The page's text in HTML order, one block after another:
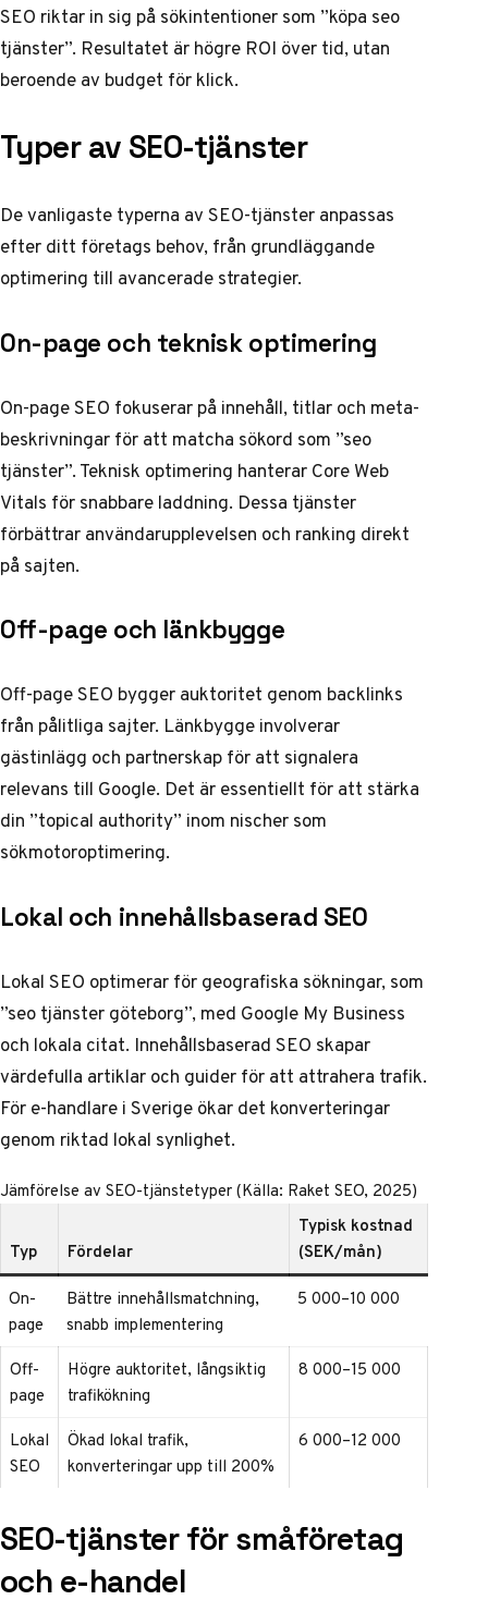
SEO riktar in sig på sökintentioner som ”köpa seo
tjänster”. Resultatet är högre ROI över tid, utan
beroende av budget för klick.
Typer av SEO-tjänster
De vanligaste typerna av SEO-tjänster anpassas
efter ditt företags behov, från grundläggande
optimering till avancerade strategier.
On-page och teknisk optimering
On-page SEO fokuserar på innehåll, titlar och meta-
beskrivningar för att matcha sökord som ”seo
tjänster”. Teknisk optimering hanterar Core Web
Vitals för snabbare laddning. Dessa tjänster
förbättrar användarupplevelsen och ranking direkt
på sajten.
Off-page och länkbygge
Off-page SEO bygger auktoritet genom backlinks
från pålitliga sajter. Länkbygge involverar
gästinlägg och partnerskap för att signalera
relevans till Google. Det är essentiellt för att stärka
din ”topical authority” inom nischer som
sökmotoroptimering.
Lokal och innehållsbaserad SEO
Lokal SEO optimerar för geografiska sökningar, som
”seo tjänster göteborg”, med Google My Business
och lokala citat. Innehållsbaserad SEO skapar
värdefulla artiklar och guider för att attrahera trafik.
För e-handlare i Sverige ökar det konverteringar
genom riktad lokal synlighet.
Jämförelse av SEO-tjänstetyper (Källa: Raket SEO, 2025)
Typ Fördelar
Typisk kostnad
(SEK/mån)
On-
page
Bättre innehållsmatchning,
snabb implementering
5 000–10 000
Off-
page
Högre auktoritet, långsiktig
trafikökning
8 000–15 000
Lokal
SEO
Ökad lokal trafik,
konverteringar upp till 200%
6 000–12 000
SEO-tjänster för småföretag
och e-handel